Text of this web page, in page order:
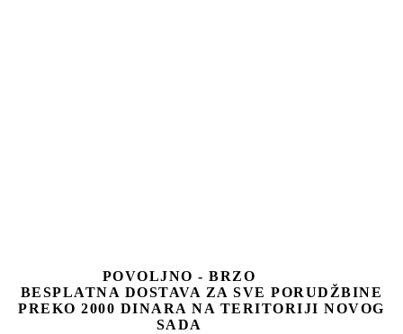
POVOLJNO - BRZO
BESPLATNA DOSTAVA ZA SVE PORUDŽBINE
PREKO 2000 DINARA NA TERITORIJI NOVOG
SADA